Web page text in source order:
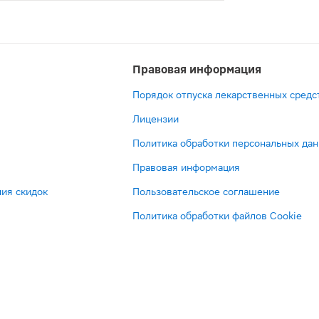
скидок
Правовая информация
Порядок отпуска лекарственных
Лицензии
Политика обработки персональных
Правовая информация
Пользовательское соглашение
Политика обработки файлов Cookie